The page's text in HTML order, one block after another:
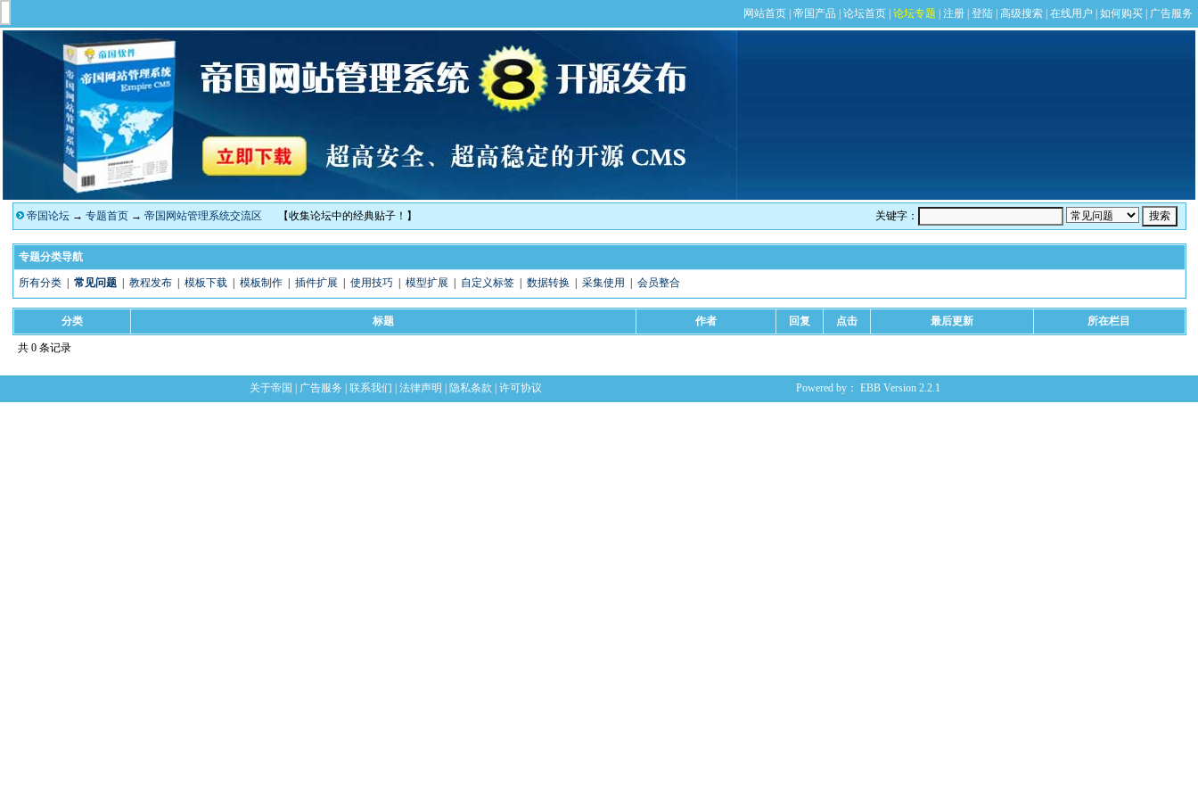
帝国论坛→ 专题首页→ 帝国网站管理系统交流区 【收集论坛中的经典贴子！】 关键字：
专题分类导航
所有分类| 常见问题| 教程发布| 模板下载| 模板制作| 插件扩展 使用技巧| 模型扩展 自定义标签| 数据转换 采集使用 会员整合
分类 标题 作者 回复 点击 最后更新 所在栏目
共 0 条记录
关于帝国 广告服务 联系我们 法律声明 隐私条款 许可协议 Powered by： EBB Version 2.2.1